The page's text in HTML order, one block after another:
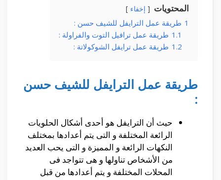
المحتويات إخفاء
1 طريقة عمل الترايفل للشيف حسن :
1.1 طريقة عمل ترافيل التوت والفراولة :
1.2 طريقة عمل ترايفل الشوكولاتة :
طريقة عمل الترايفل للشيف حسن
:
حيث أن الترايفل هو أحدى أشكال الحلويات
الرائعة المختلفة و التى يتم أعدادها بمختلف
النكهات الرائعة و المميزة و التى يحب العديد
من الأشخاص تناولها و هى تتواجد فى
المحلات المختلفة و يتم أعدادها من قبل